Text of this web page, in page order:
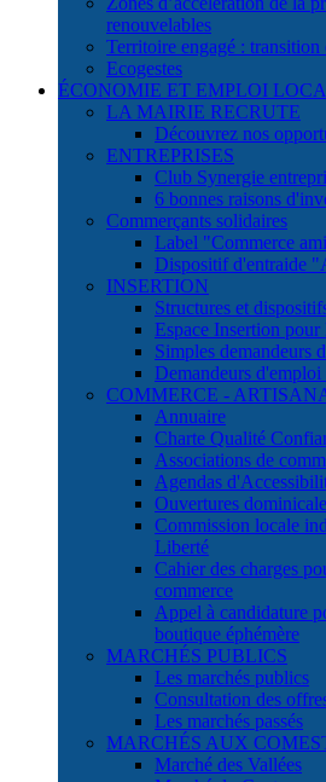
renouvelables
Territoire engagé : transition
Ecogestes
ÉCONOMIE ET EMPLOI
LA MAIRIE RECRUTE
Découvrez nos
ENTREPRISES
Club Synergie
6 bonnes raisons
Commerçants solidaires
Label "Commerce
Dispositif d'entraide
INSERTION
Structures et
Espace Insertion pour
Simples demandeurs
Demandeurs d'emploi
COMMERCE -
Annuaire
Charte Qualité
Associations de
Agendas
Ouvertures
Commission locale
Liberté
Cahier des charges
commerce
Appel à candidature
boutique éphémère
MARCHÉS PUBLICS
Les marchés publics
Consultation des
Les marchés passés
MARCHÉS AUX
Marché des Vallées